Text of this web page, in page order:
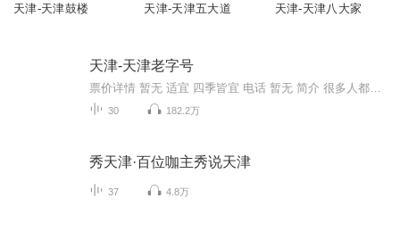
天津-天津鼓楼 天津-天津五大道 天津-天津八大家
天津-天津老字号
30 182.2万
秀天津·百位咖主秀说天津
37 4.8万